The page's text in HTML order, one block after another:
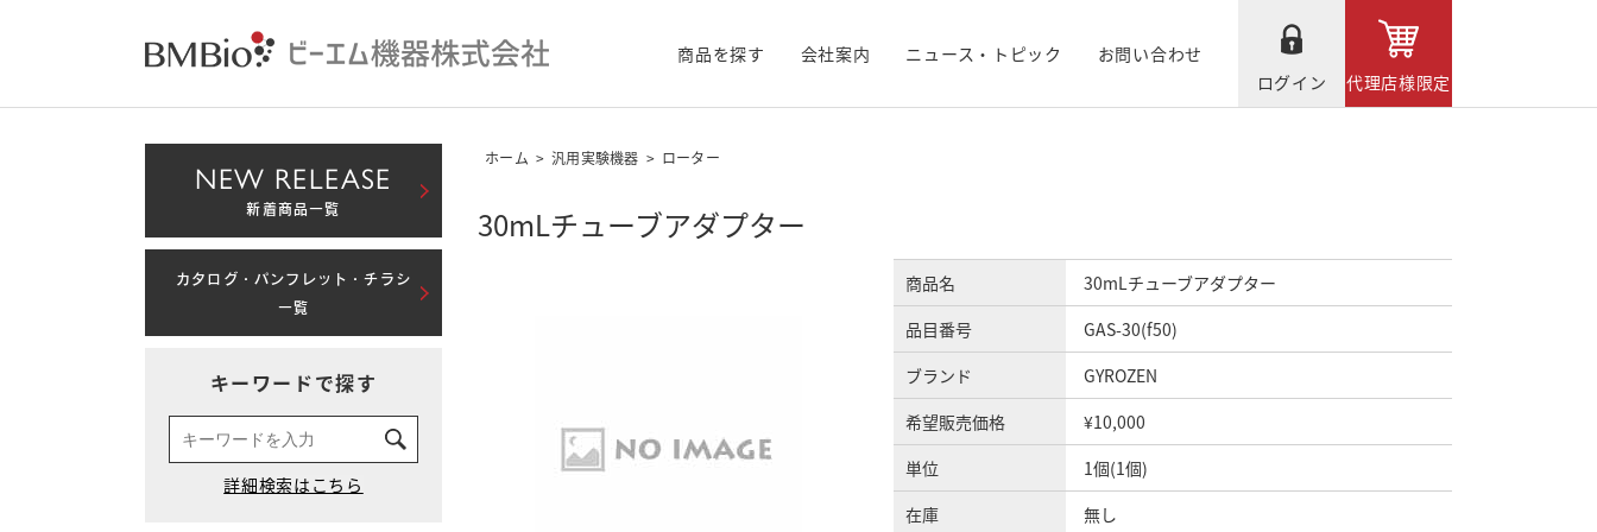
商品を探す 会社案内 ニュース・トピック
お問い合わせ
ログイン
代理店様限定
ホーム > 汎用実験機器 > ローター
30mLチューブアダプター
商品名
30mLチューブアダプター
品目番号
GAS-30(f50)
ブランド
GYROZEN
希望販売価格
¥10,000
単位
1個(1個)
在庫
無し
NEW RELEASE
新着商品一覧
カタログ・パンフレット・チラシ
一覧
キーワードで探す